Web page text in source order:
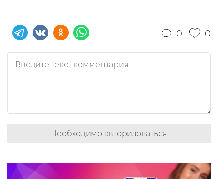
0 0
Необходимо авторизоваться